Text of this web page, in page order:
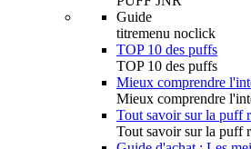
Guide
titremenu noclick
TOP 10 des puffs
TOP 10 des puffs
Mieux comprendre
Mieux comprendre
Tout savoir sur la puff
Tout savoir sur la puff